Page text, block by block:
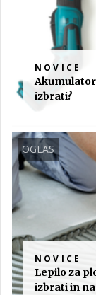
NOVICE
izbrati?
OGLAS
NOVICE
Lepilo za
izbrati in